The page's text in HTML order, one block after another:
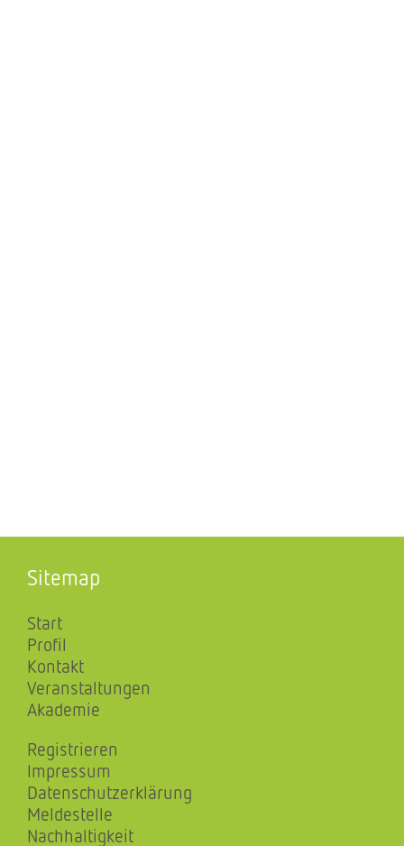
Sitemap
Start
Profil
Kontakt
Veranstaltungen
Akademie
Registrieren
Impressum
Datenschutzerklärung
Meldestelle
Nachhaltigkeit